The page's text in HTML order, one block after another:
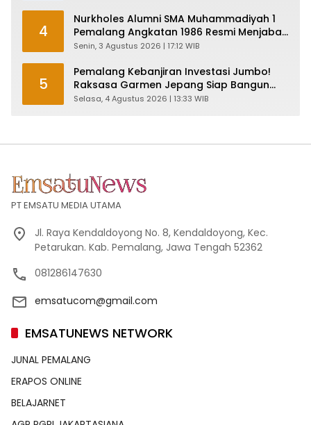
4
Nurkholes Alumni SMA Muhammadiyah 1
Pemalang Angkatan 1986 Resmi Menjabat
Plt Bupati, Inilah Pesan Ketua Asmam 86
Senin, 3 Agustus 2026 | 17:12 WIB
5
Pemalang Kebanjiran Investasi Jumbo!
Raksasa Garmen Jepang Siap Bangun
Pabrik dan Serap Ribuan Tenaga Kerja
Selasa, 4 Agustus 2026 | 13:33 WIB
PT EMSATU MEDIA UTAMA
Jl. Raya Kendaldoyong No. 8, Kendaldoyong, Kec.
Petarukan. Kab. Pemalang, Jawa Tengah 52362
081286147630
emsatucom@gmail.com
EMSATUNEWS NETWORK
JUNAL PEMALANG
ERAPOS ONLINE
BELAJARNET